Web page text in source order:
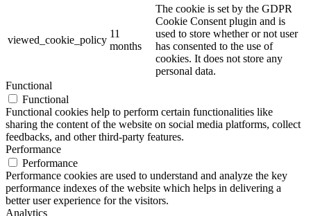
viewed_cookie_policy
11
months
The cookie is set by the GDPR
Cookie Consent plugin and is
used to store whether or not user
has consented to the use of
cookies. It does not store any
personal data.
Functional
Functional
Functional cookies help to perform certain functionalities like
sharing the content of the website on social media platforms, collect
feedbacks, and other third-party features.
Performance
Performance
Performance cookies are used to understand and analyze the key
performance indexes of the website which helps in delivering a
better user experience for the visitors.
Analytics